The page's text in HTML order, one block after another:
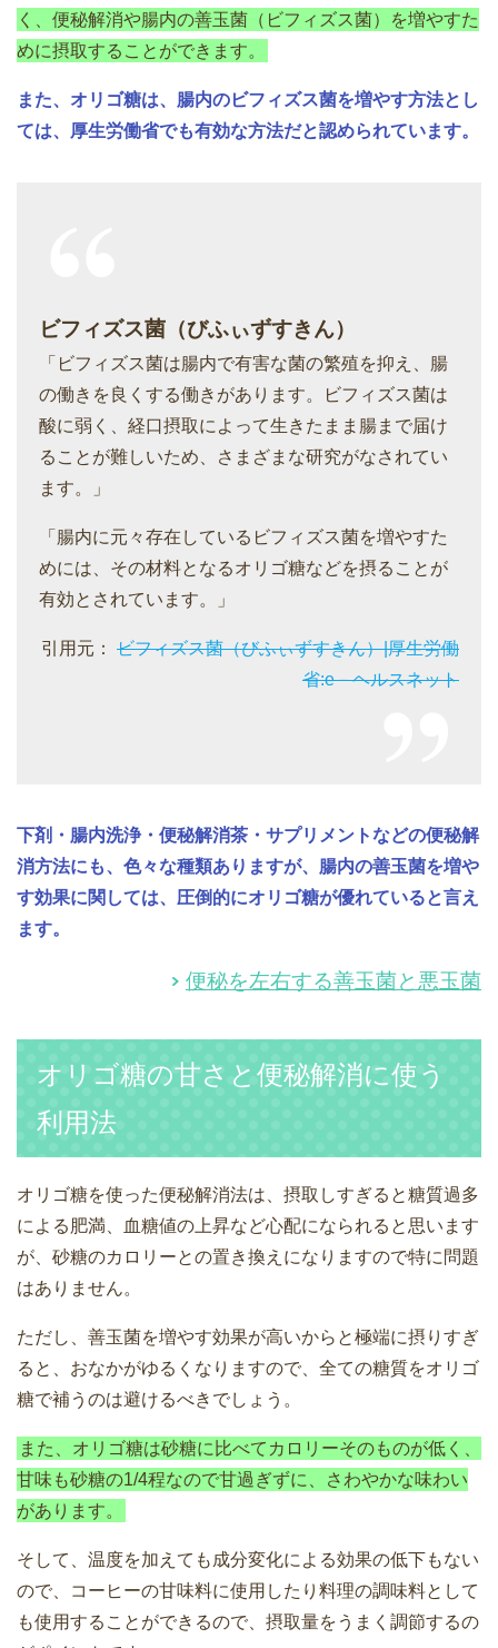
く、便秘解消や腸内の善玉菌（ビフィズス菌）を増やすた
めに摂取することができます。
また、オリゴ糖は、腸内のビフィズス菌を増やす方法とし
ては、厚生労働省でも有効な方法だと認められています。
ビフィズス菌（びふぃずすきん）
「ビフィズス菌は腸内で有害な菌の繁殖を抑え、腸
の働きを良くする働きがあります。ビフィズス菌は
酸に弱く、経口摂取によって生きたまま腸まで届け
ることが難しいため、さまざまな研究がなされてい
ます。」
「腸内に元々存在しているビフィズス菌を増やすた
めには、その材料となるオリゴ糖などを摂ることが
有効とされています。」
引用元： ビフィズス菌（びふぃずすきん）|厚生労働
省:e－ヘルスネット
下剤・腸内洗浄・便秘解消茶・サプリメントなどの便秘解
消方法にも、色々な種類ありますが、腸内の善玉菌を増や
す効果に関しては、圧倒的にオリゴ糖が優れていると言え
ます。
便秘を左右する善玉菌と悪玉菌
オリゴ糖の甘さと便秘解消に使う
利用法
オリゴ糖を使った便秘解消法は、摂取しすぎると糖質過多
による肥満、血糖値の上昇など心配になられると思います
が、砂糖のカロリーとの置き換えになりますので特に問題
はありません。
ただし、善玉菌を増やす効果が高いからと極端に摂りすぎ
ると、おなかがゆるくなりますので、全ての糖質をオリゴ
糖で補うのは避けるべきでしょう。
また、オリゴ糖は砂糖に比べてカロリーそのものが低く、
甘味も砂糖の1/4程なので甘過ぎずに、さわやかな味わい
があります。
そして、温度を加えても成分変化による効果の低下もない
ので、コーヒーの甘味料に使用したり料理の調味料として
も使用することができるので、摂取量をうまく調節するの